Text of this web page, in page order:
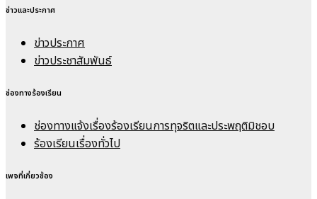
ข่าวและประกาศ
ข่าวประกาศ
ข่าวประชาสัมพันธ์
ช่องทางร้องเรียน
ช่องทางแจ้งเรื่องร้องเรียนการทุจริตและประพฤติมิชอบ
ร้องเรียนเรื่องทั่วไป
เพจที่เกี่ยวข้อง